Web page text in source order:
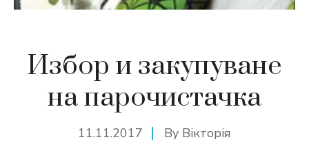
Избор и закупуване
на парочистачка
11.11.2017 By Вікторія